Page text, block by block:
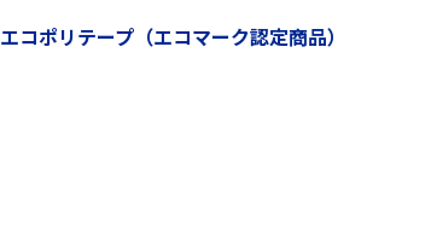
エコポリテープ（エコマーク認定商品）